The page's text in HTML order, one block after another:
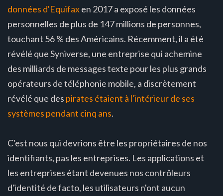
données d'Equifaxen 2017 a exposé les données
personnelles de plus de 147 millions de personnes,
touchant 56 % des Américains. Récemment, il a été
révélé que Syniverse, une entreprise qui achemine
des milliards de messages texte pour les plus grands
opérateurs de téléphonie mobile, a discrètement
révélé que des pirates étaient à l'intérieur de ses
systèmes pendant cinq ans.
C'est nous qui devrions être les propriétaires de nos
identifiants, pas les entreprises. Les applications et
les entreprises étant devenues nos contrôleurs
d'identité de facto, les utilisateurs n'ont aucun